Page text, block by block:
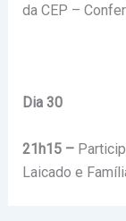
da CEP –
Dia 30
21h15 –
Laicado e